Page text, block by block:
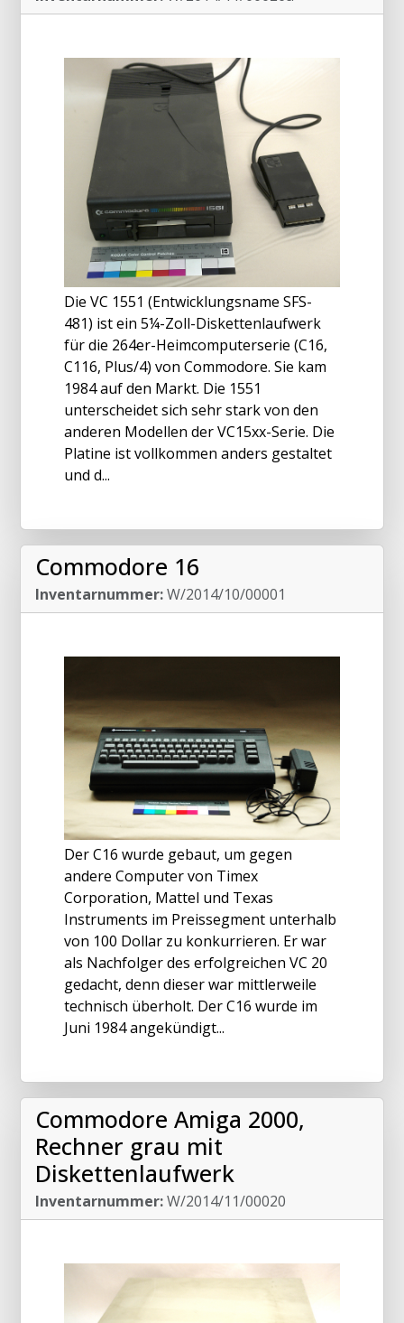
Die VC 1551 (Entwicklungsname SFS-
481) ist ein 5¼-Zoll-Diskettenlaufwerk
für die 264er-Heimcomputerserie (C16,
C116, Plus/4) von Commodore. Sie kam
1984 auf den Markt. Die 1551
unterscheidet sich sehr stark von den
anderen Modellen der VC15xx-Serie. Die
Platine ist vollkommen anders gestaltet
und d...
Commodore 16
Inventarnummer:W/2014/10/00001
Der C16 wurde gebaut, um gegen
andere Computer von Timex
Corporation, Mattel und Texas
Instruments im Preissegment unterhalb
von 100 Dollar zu konkurrieren. Er war
als Nachfolger des erfolgreichen VC 20
gedacht, denn dieser war mittlerweile
technisch überholt. Der C16 wurde im
Juni 1984 angekündigt...
Commodore Amiga 2000,
Rechner grau mit
Diskettenlaufwerk
Inventarnummer:W/2014/11/00020